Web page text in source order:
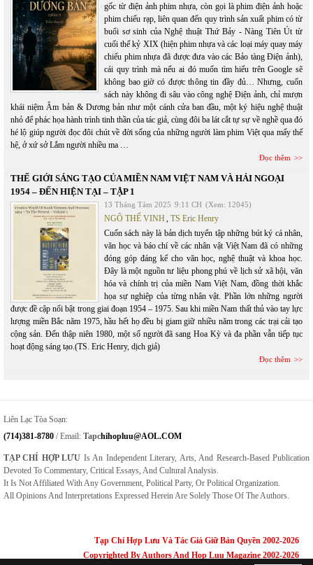
gốc từ điện ảnh phim nhựa, còn gọi là phim điện ảnh hoặc
phim chiếu rạp, liên quan đến quy trình sản xuất phim có từ
buổi sơ sinh của Nghệ thuật Thứ Bảy - Nàng Tiên Út từ
cuối thế kỷ XIX (hiện phim nhựa và các loại máy quay máy
chiếu phim nhựa đã được đưa vào các Bảo tàng Điện ảnh),
cái quy trình mà nếu ai đó muốn tìm hiểu trên Google sẽ
không bao giờ có được thông tin đầy đủ… Nhưng, cuốn
sách này không đi sâu vào công nghệ Điện ảnh, chỉ mượn
khái niệm Âm bản & Dương bản như một cánh cửa ban đầu, một ký hiệu nghệ thuật
nhỏ để phác họa hành trình tinh thần của tác giả, cùng đôi ba lát cắt tự sự về nghề qua đó
hé lộ giúp người đọc đôi chút về đời sống của những người làm phim Việt qua mấy thế
hệ, ở xứ sở Lắm người nhiều ma …
Đọc thêm
THẾ GIỚI SÁNG TẠO CỦA MIỀN NAM VIỆT NAM VÀ HẢI NGOẠI
1954 – ĐẾN HIỆN TẠI – TẬP 1
13 Tháng Tám 2025 9:11 CH (Xem: 12045)
NGÔ THẾ VINH, TS Eric Henry
Cuốn sách này là bản dịch tuyển tập những bút ký cá nhân,
văn học và báo chí về các nhân vật Việt Nam đã có những
đóng góp đáng kể cho văn học, nghệ thuật và khoa học.
Đây là một nguồn tư liệu phong phú về lịch sử xã hội, văn
hóa và chính trị của miền Nam Việt Nam, đồng thời khắc
họa sự nghiệp của từng nhân vật. Phần lớn những người
được đề cập nổi bật trong giai đoạn 1954 – 1975. Sau khi miền Nam thất thủ vào tay lực
lượng miền Bắc năm 1975, hầu hết họ đều bị giam giữ nhiều năm trong các trại cải tạo
cộng sản. Đến thập niên 1980, một số người đã sang Hoa Kỳ và đa phần vẫn tiếp tục
hoạt động sáng tạo.(TS. Eric Henry, dịch giả)
Đọc thêm
Liên Lạc Tòa Soạn:
(714)381-8780 / Email: TapcHihopluu@AOL.COM
TẠP CHÍ HỢP LƯU Is An Independent Literary, Arts, And Research-Based Publication
Devoted To Commentary, Critical Essays, And Cultural Analysis.
It Is Not Affiliated With Any Government, Political Party, Or Political Organization.
All Opinions And Interpretations Expressed Herein Are Solely Those Of The Authors.
Tạp Chí Hợp Lưu Và Tác Giả Giữ Bản Quyền 2002-2026
Copyrighted By Authors And Hop Luu Magazine 2002-2026